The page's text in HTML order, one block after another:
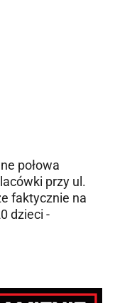
połowa
przy ul.
faktycznie na
dzieci -